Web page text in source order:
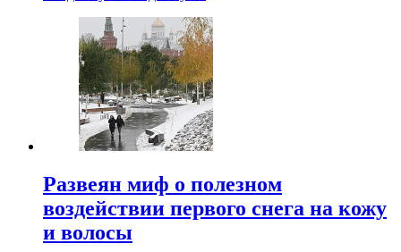
Развеян миф о полезном
воздействии первого снега на кожу
и волосы